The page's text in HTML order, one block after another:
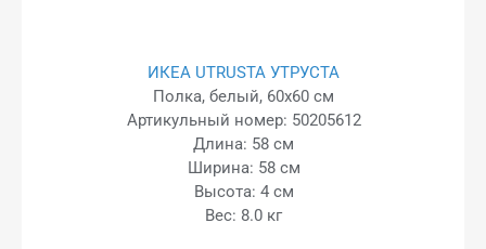
ИКЕА UTRUSTA УТРУСТА
Полка, белый, 60x60 см
Артикульный номер: 50205612
Длина: 58 см
Ширина: 58 см
Высота: 4 см
Вес: 8.0 кг